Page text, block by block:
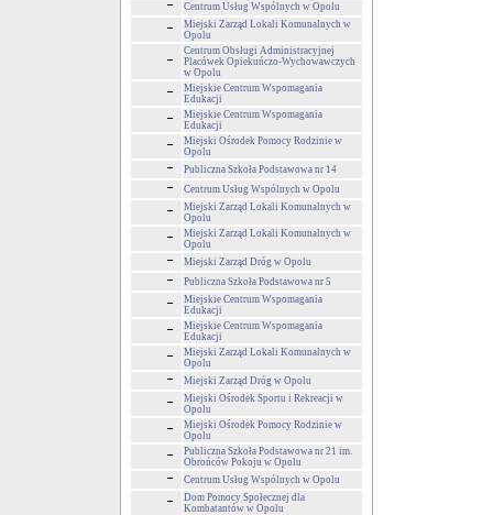
Centrum Usług Wspólnych w Opolu
Miejski Zarząd Lokali Komunalnych w
Opolu
Centrum Obsługi Administracyjnej
Placówek Opiekuńczo-Wychowawczych
w Opolu
Miejskie Centrum Wspomagania
Edukacji
Miejskie Centrum Wspomagania
Edukacji
Miejski Ośrodek Pomocy Rodzinie w
Opolu
Publiczna Szkoła Podstawowa nr 14
Centrum Usług Wspólnych w Opolu
Miejski Zarząd Lokali Komunalnych w
Opolu
Miejski Zarząd Lokali Komunalnych w
Opolu
Miejski Zarząd Dróg w Opolu
Publiczna Szkoła Podstawowa nr 5
Miejskie Centrum Wspomagania
Edukacji
Miejskie Centrum Wspomagania
Edukacji
Miejski Zarząd Lokali Komunalnych w
Opolu
Miejski Zarząd Dróg w Opolu
Miejski Ośrodek Sportu i Rekreacji w
Opolu
Miejski Ośrodek Pomocy Rodzinie w
Opolu
Publiczna Szkoła Podstawowa nr 21 im.
Obrońców Pokoju w Opolu
Centrum Usług Wspólnych w Opolu
Dom Pomocy Społecznej dla
Kombatantów w Opolu